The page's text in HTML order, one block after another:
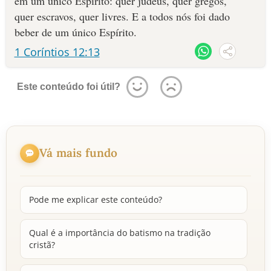
quer escravos, quer livres. E a todos nós foi dado
beber de um único Espírito.
1 Coríntios 12:13
Este conteúdo foi útil?
Vá mais fundo
Pode me explicar este conteúdo?
Qual é a importância do batismo na tradição
cristã?